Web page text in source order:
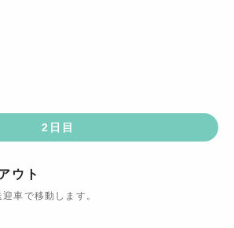
2 日目
ウト
車で移動します。